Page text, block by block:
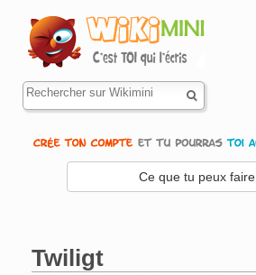
Ce que tu peux faire
Twiligt